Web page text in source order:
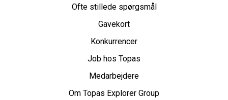
Ofte stillede spørgsmål
Gavekort
Konkurrencer
Job hos Topas
Medarbejdere
Om Topas Explorer Group